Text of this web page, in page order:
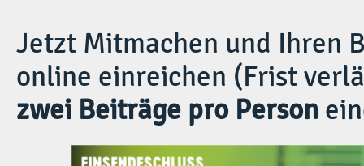
Jetzt Mitmachen und Ihren
online einreichen (Frist
zwei Beiträge pro Person